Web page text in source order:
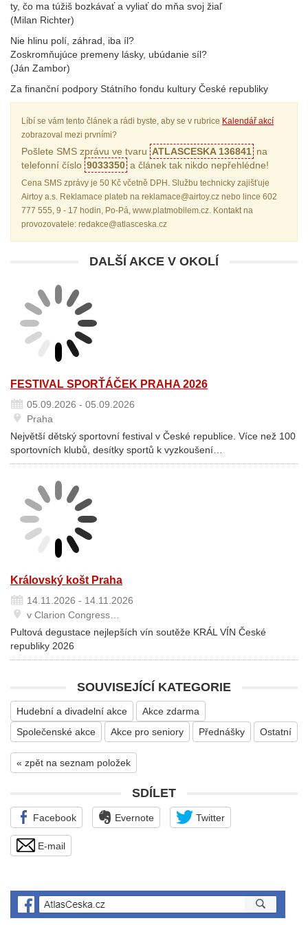
ty, čo ma túžiš bozkávať a vyliať do mňa svoj žiaľ
(Milan Richter)
Nie hlinu polí, záhrad, iba íl?
Zoskromňujúce premeny lásky, ubúdanie síl?
(Ján Zambor)
Za finanční podpory Státního fondu kultury České republiky
Líbí se vám tento článek a rádi byste, aby se v rubrice Kalendář akcí
zobrazoval mezi prvními?
Pošlete SMS zprávu ve tvaru ATLASCESKA 136841 na
telefonní číslo 9033350 a článek tak nikdo nepřehlédne!
Cena SMS zprávy je 50 Kč včetně DPH. Službu technicky zajišťuje
Airtoy a.s. Reklamace plateb na reklamace@airtoy.cz nebo lince 602
777 555, 9 - 17 hodin, Po-Pá, www.platmobilem.cz. Kontakt na
provozovatele: redakce@atlasceska.cz
DALŠÍ AKCE V OKOLÍ
FESTIVAL SPORŤÁČEK PRAHA 2026
05.09.2026 - 05.09.2026
Praha
Největší dětský sportovní festival v České republice. Více než 100
sportovních klubů, desítky sportů k vyzkoušení…
Královský košt Praha
14.11.2026 - 14.11.2026
v Clarion Congress…
Pultová degustace nejlepších vín soutěže KRÁL VÍN České
republiky 2026
SOUVISEJÍCÍ KATEGORIE
Hudební a divadelní akce
Akce zdarma
Společenské akce
Akce pro seniory Přednášky Ostatní
« zpět na seznam položek
SDÍLET
Facebook Evernote Twitter
E-mail